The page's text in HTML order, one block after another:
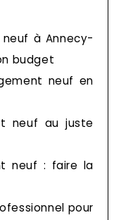
à Annecy-
budget
neuf en
neuf au juste
neuf : faire la
pour